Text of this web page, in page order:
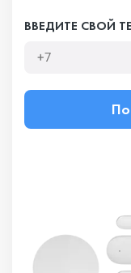
ВВЕДИТЕ СВОЙ